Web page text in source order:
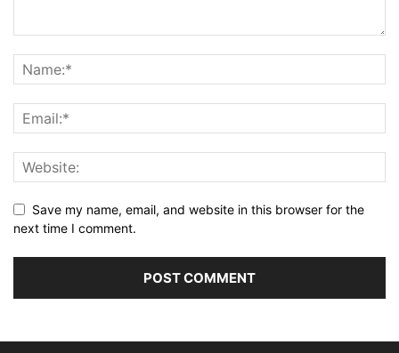
Save my name, email, and website in this browser for the
next time I comment.